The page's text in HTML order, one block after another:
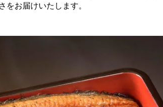
をお届けいたします。